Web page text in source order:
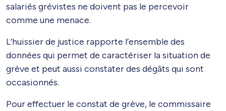
salariés grévistes ne doivent pas le percevoir
comme une menace.
L’huissier de justice rapporte l’ensemble des
données qui permet de caractériser la situation de
grève et peut aussi constater des dégâts qui sont
occasionnés.
Pour effectuer le constat de grève, le commissaire